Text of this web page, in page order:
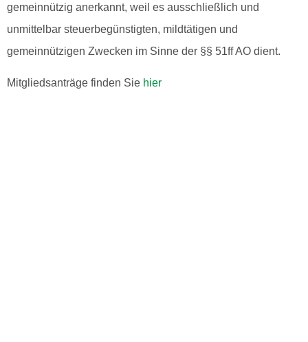
gemeinnützig anerkannt, weil es ausschließlich und
unmittelbar steuerbegünstigten, mildtätigen und
gemeinnützigen Zwecken im Sinne der §§ 51ff AO dient.
Mitgliedsanträge finden Sie hier